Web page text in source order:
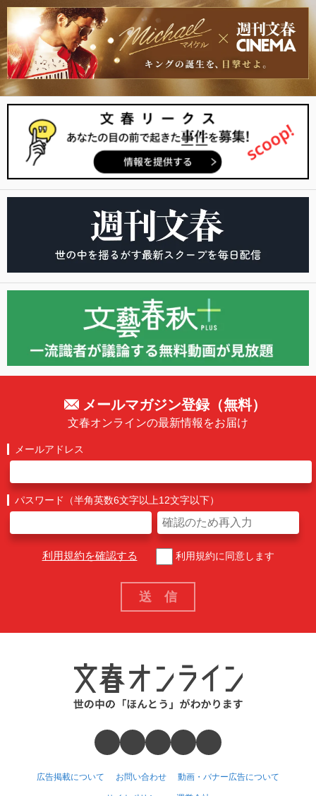
メールマガジン登録（無料）
文春オンラインの最新情報をお届け
メールアドレス
パスワード（半角英数6文字以上12文字以下）
利用規約を確認する 利用規約に同意します
広告掲載について お問い合わせ 動画・バナー広告について